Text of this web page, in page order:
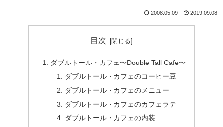
2008.05.09 2019.09.08
目次
ダブルトール・カフェ〜Double Tall Cafe〜
ダブルトール・カフェのコーヒー豆
ダブルトール・カフェのメニュー
ダブルトール・カフェのカフェラテ
ダブルトール・カフェの内装